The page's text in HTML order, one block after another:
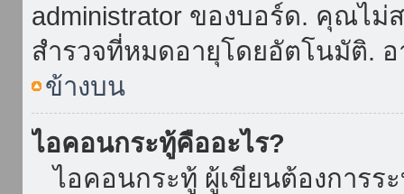
administrator ของบอร์ด. คุณไ
สำรวจที่หมดอายุโดยอัตโนมัติ.
ข้างบน
ไอคอนกระทู้คืออะไร?
ไอคอนกระทู้ ผู้เขียนต้องการร